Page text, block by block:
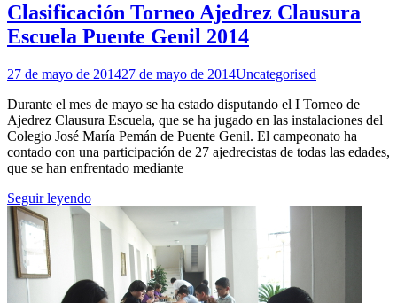
Clasificación Torneo Ajedrez Clausura
Escuela Puente Genil 2014
27 de mayo de 201427 de mayo de 2014Uncategorised
Durante el mes de mayo se ha estado disputando el I Torneo de
Ajedrez Clausura Escuela, que se ha jugado en las instalaciones del
Colegio José María Pemán de Puente Genil. El campeonato ha
contado con una participación de 27 ajedrecistas de todas las edades,
que se han enfrentado mediante
Seguir leyendo